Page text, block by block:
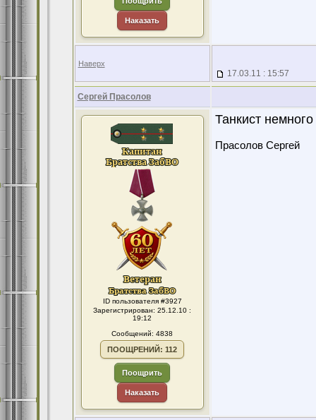
Наказать
Наверх
17.03.11 : 15:57
Сергей Прасолов
ID пользователя #3927
Зарегистрирован: 25.12.10 :
19:12
Сообщений: 4838
ПООЩРЕНИЙ: 112
Поощрить
Наказать
Танкист
Прасолов Сергей